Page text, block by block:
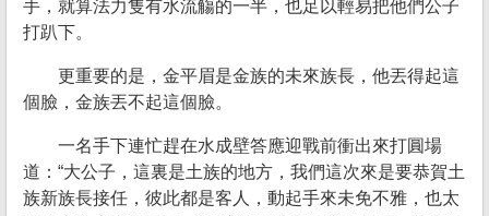
手，就算法力隻有水流觴的一半，也足以輕易把他們公子
打趴下。
更重要的是，金平眉是金族的未來族長，他丟得起這
個臉，金族丟不起這個臉。
一名手下連忙趕在水成壁答應迎戰前衝出來打圓場
道：“大公子，這裏是土族的地方，我們這次來是要恭賀土
族新族長接任，彼此都是客人，動起手來未免不雅，也太